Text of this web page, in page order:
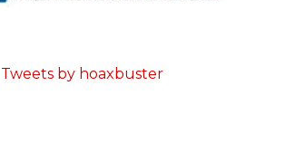
Tweets by hoaxbuster